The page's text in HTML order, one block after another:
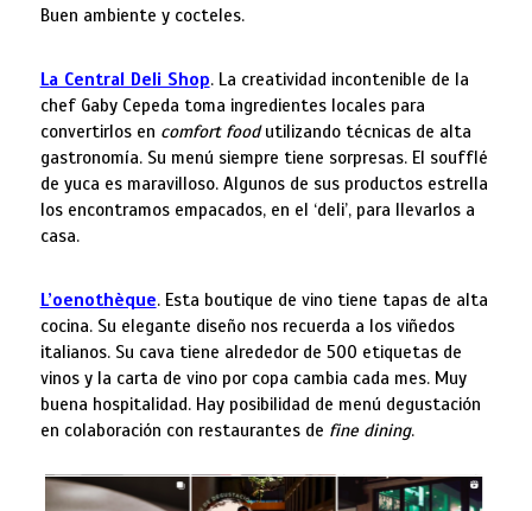
Buen ambiente y cocteles.
La Central Deli Shop. La creatividad incontenible de la
chef Gaby Cepeda toma ingredientes locales para
convertirlos en comfort foodutilizando técnicas de alta
gastronomía. Su menú siempre tiene sorpresas. El soufflé
de yuca es maravilloso. Algunos de sus productos estrella
los encontramos empacados, en el ‘deli’, para llevarlos a
casa.
L’oenothèque. Esta boutique de vino tiene tapas de alta
cocina. Su elegante diseño nos recuerda a los viñedos
italianos. Su cava tiene alrededor de 500 etiquetas de
vinos y la carta de vino por copa cambia cada mes. Muy
buena hospitalidad. Hay posibilidad de menú degustación
en colaboración con restaurantes de fine dining.